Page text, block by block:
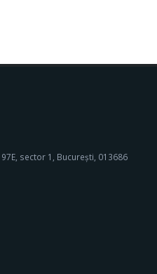
sector 1, București, 013686